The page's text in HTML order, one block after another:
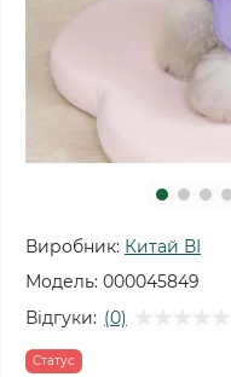
Виробник: Китай ВІ
Модель: 000045849
Відгуки: (0)
Статус